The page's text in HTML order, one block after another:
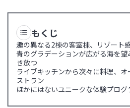
もくじ
趣の異なる2棟の客室棟、リゾート
青のグラデーションが広がる海を
き放つ
ライブキッチンから次々に料理、
ストラン
ほかにはないユニークな体験プロ